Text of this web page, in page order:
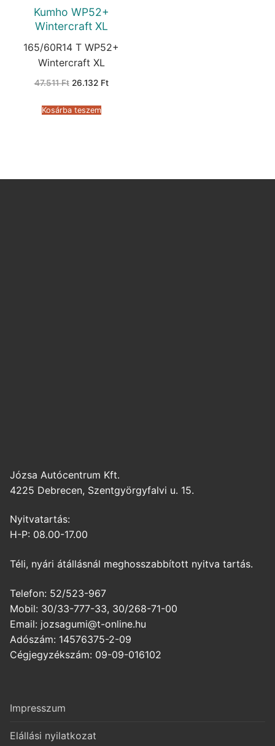
Kumho WP52+
Wintercraft XL
165/60R14 T WP52+
Wintercraft XL
47.511Ft Original
47.511 Ft.
26.132 FtCurrent
Kosárba teszem
Józsa Autócentrum Kft.
4225 Debrecen, Szentgyörgyfalvi u. 15.
Nyitvatartás:
H-P: 08.00-17.00
Téli, nyári átállásnál meghosszabbított nyitva tartás.
Telefon: 52/523-967
Mobil: 30/33-777-33, 30/268-71-00
Email: jozsagumi@t-online.hu
Adószám: 14576375-2-09
Cégjegyzékszám: 09-09-016102
Impresszum
Elállási nyilatkozat